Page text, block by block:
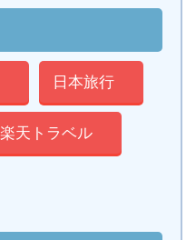
日本旅行
楽天トラベル